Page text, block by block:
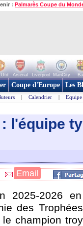
: Palmarès Coupe du
Utd Arsenal Liverpool ManCity
Coupe d'Europe Les
| Calendrier | Equipe
l'équipe
Email
2025-2026
des
champion